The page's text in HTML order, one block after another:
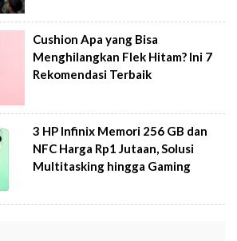
Cushion Apa yang Bisa
Menghilangkan Flek Hitam? Ini 7
Rekomendasi Terbaik
3 HP Infinix Memori 256 GB dan
NFC Harga Rp1 Jutaan, Solusi
Multitasking hingga Gaming